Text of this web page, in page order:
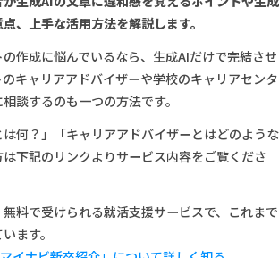
、上手な活用方法を解説します。
作成に悩んでいるなら、生成AIだけで完結させ
キャリアアドバイザーや学校のキャリアセンタ
談するのも一つの方法です。
は何？」「キャリアアドバイザーとはどのような
下記のリンクよりサービス内容をご覧くださ
料で受けられる就活支援サービスで、これまで
ます。